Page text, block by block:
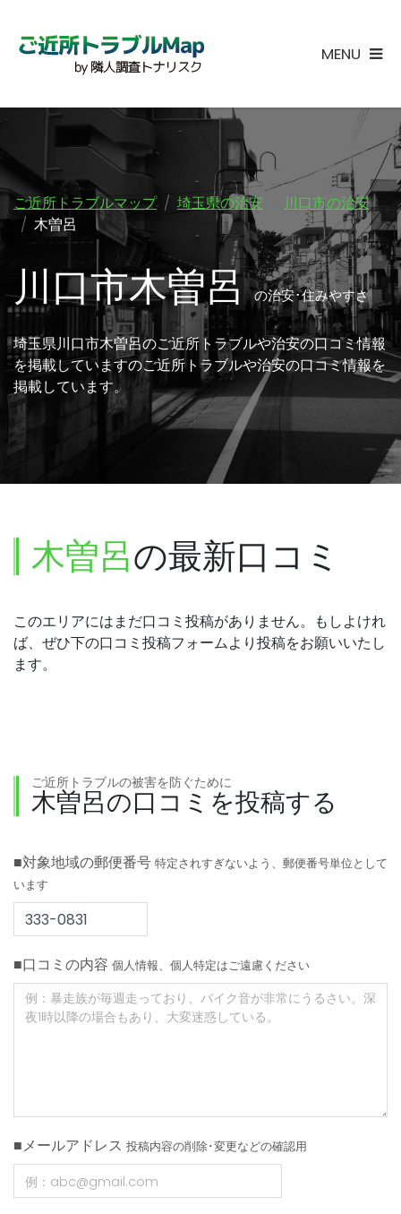
MENU
ご近所トラブルマップ 埼玉県の治安
川口市の治安
木曽呂
川口市木曽呂の治安･住みやすさ
埼玉県川口市木曽呂のご近所トラブルや治安の口コミ情報
を掲載していますのご近所トラブルや治安の口コミ情報を
掲載しています。
木曽呂の最新口コミ
このエリアにはまだ口コミ投稿がありません。もしよけれ
ば、ぜひ下の口コミ投稿フォームより投稿をお願いいたし
ます。
ご近所トラブルの被害を防ぐために
木曽呂の口コミを投稿する
■対象地域の郵便番号 特定されすぎないよう、郵便番号単位として
います
■口コミの内容 個人情報、個人特定はご遠慮ください
■メールアドレス 投稿内容の削除･変更などの確認用